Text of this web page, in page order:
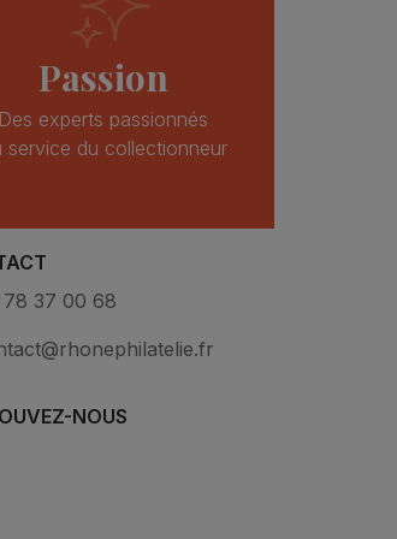
Passion
Des experts passionnés
service du collectionneur
37 00 68
NOUS